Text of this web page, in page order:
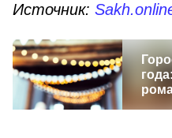
Источник: